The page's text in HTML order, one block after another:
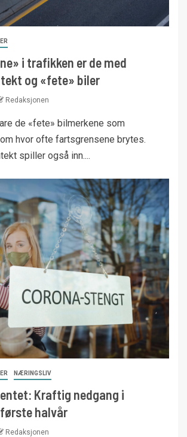
i trafikken er de med
og «fete» biler
Redaksjonen
de «fete» bilmerkene som
hvor ofte fartsgrensene brytes.
spiller også inn....
NÆRINGSLIV
Kraftig nedgang i
halvår
Redaksjonen